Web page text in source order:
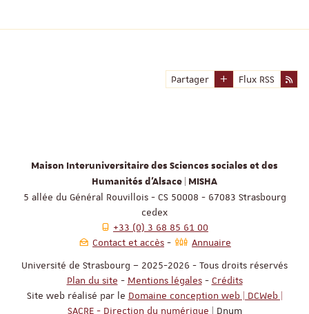
Partager Flux RSS
Maison Interuniversitaire des Sciences sociales et des
Humanités d'Alsace | MISHA
5 allée du Général Rouvillois - CS 50008 - 67083 Strasbourg
cedex
+33 (0) 3 68 85 61 00
Contact et accès
Annuaire
Université de Strasbourg – 2025-2026 - Tous droits réservés
Plan du site - Mentions légales- Crédits
Site web réalisé par le Domaine conception web | DCWeb |
SACRE - Direction du numérique | Dnum